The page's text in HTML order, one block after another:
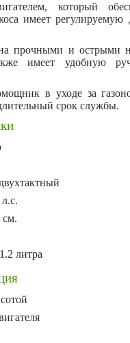
который
имеет
прочными и острыми
имеет удобную
в уходе за
срок службы.
см.
литра